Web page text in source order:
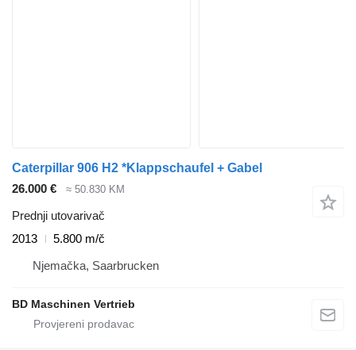
Caterpillar 906 H2 *Klappschaufel + Gabel
26.000 €
≈ 50.830 KM
Prednji utovarivač
2013
5.800 m/č
Njemačka, Saarbrucken
BD Maschinen Vertrieb